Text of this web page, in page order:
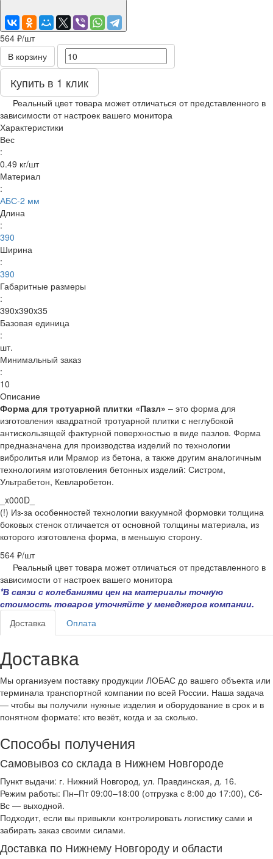
564 ₽/шт
В корзину
Купить в 1 клик
Реальный цвет товара может отличаться от представленного в
зависимости от настроек вашего монитора
Характеристики
Вес
:
0.49 кг/шт
Материал
:
АБС-2 мм
Длина
:
390
Ширина
:
390
Габаритные размеры
:
390x390x35
Базовая единица
:
шт.
Минимальный заказ
:
10
Описание
Форма для тротуарной плитки «Пазл» – это форма для
изготовления квадратной тротуарной плитки с неглубокой
антискользящей фактурной поверхностью в виде пазлов. Форма
предназначена для производства изделий по технологии
вибролитья или Мрамор из бетона, а также другим аналогичным
технологиям изготовления бетонных изделий: Систром,
Ультрабетон, Кевларобетон.
_x000D_
(!) Из-за особенностей технологии вакуумной формовки толщина
боковых стенок отличается от основной толщины материала, из
которого изготовлена форма, в меньшую сторону.
564 ₽/шт
Реальный цвет товара может отличаться от представленного в
зависимости от настроек вашего монитора
*В связи с колебаниями цен на материалы точную
стоимость товаров уточняйте у менеджеров компании.
Доставка
Оплата
Доставка
Мы организуем поставку продукции ЛОБАС до вашего объекта или
терминала транспортной компании по всей России. Наша задача
— чтобы вы получили нужные изделия и оборудование в срок и в
понятном формате: кто везёт, когда и за сколько.
Способы получения
Самовывоз со склада в Нижнем Новгороде
Пункт выдачи: г. Нижний Новгород, ул. Правдинская, д. 16.
Режим работы: Пн–Пт 09:00–18:00 (отгрузка с 8:00 до 17:00), Сб-
Вс — выходной.
Подходит, если вы привыкли контролировать логистику сами и
забирать заказ своими силами.
Доставка по Нижнему Новгороду и области